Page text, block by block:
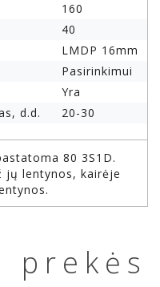
160
40
LMDP 16mm
Pasirinkimui
Yra
d.d.
20-30
80 3S1D.
jų lentynos, kairėje
prekės